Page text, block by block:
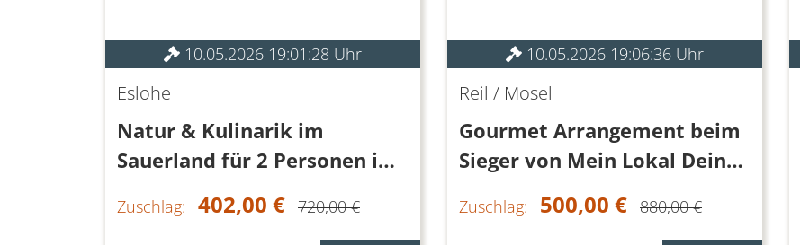
10.05.2026 19:01:28 Uhr
Eslohe
Natur & Kulinarik im
Sauerland für 2 Personen im
Zuschlag: 402,00 € 720,00 €
10.05.2026 19:06:36 Uhr
Reil / Mosel
Gourmet Arrangement beim
Sieger von Mein Lokal Dein
Zuschlag: 500,00 € 880,00 €